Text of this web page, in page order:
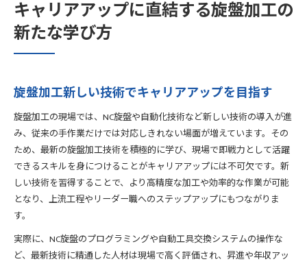
キャリアアップに直結する旋盤加工の
新たな学び方
旋盤加工新しい技術でキャリアアップを目指す
旋盤加工の現場では、NC旋盤や自動化技術など新しい技術の導入が進
み、従来の手作業だけでは対応しきれない場面が増えています。その
ため、最新の旋盤加工技術を積極的に学び、現場で即戦力として活躍
できるスキルを身につけることがキャリアアップには不可欠です。新
しい技術を習得することで、より高精度な加工や効率的な作業が可能
となり、上流工程やリーダー職へのステップアップにもつながりま
す。
実際に、NC旋盤のプログラミングや自動工具交換システムの操作な
ど、最新技術に精通した人材は現場で高く評価され、昇進や年収アッ